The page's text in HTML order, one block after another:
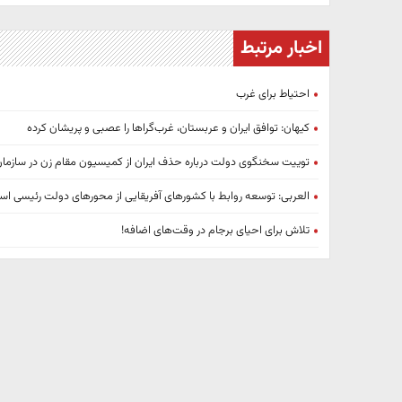
اخبار مرتبط
احتیاط برای غرب
کیهان: توافق ایران و عربستان، غرب‌گراها را عصبی و پریشان کرده
توییت سخنگوی دولت درباره حذف ایران از کمیسیون مقام زن در
العربی: توسعه روابط با کشورهای آفریقایی از محورهای دولت رئیسی
تلاش برای احیای برجام در وقت‌های اضافه!